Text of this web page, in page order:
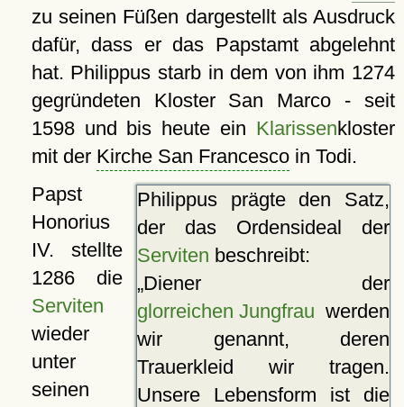
zu seinen Füßen dargestellt als Ausdruck
dafür, dass er das Papstamt abgelehnt
hat. Philippus starb in dem von ihm 1274
gegründeten Kloster San Marco - seit
1598 und bis heute ein Klarissenkloster
mit der Kirche San Francescoin Todi.
Philippus prägte den Satz,
der das Ordensideal der
Serviten beschreibt:
Diener der
glorreichen Jungfrau werden
wir genannt, deren
Trauerkleid wir tragen.
Unsere Lebensform ist die
Papst
Honorius
IV. stellte
1286 die
Serviten
wieder
unter
seinen